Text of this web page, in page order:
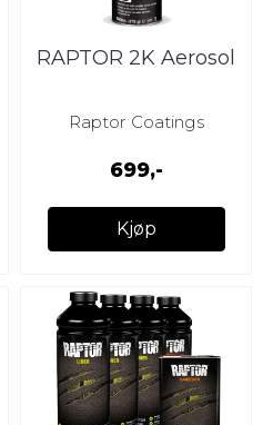
RAPTOR 2K Aerosol
Raptor Coatings
699,-
Kjøp